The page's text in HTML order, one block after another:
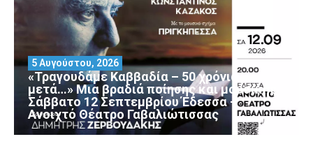
«Τραγουδάμε Καββαδία – 50 χρόνια
μετά…» Μια βραδιά ποίησης και μουσικής
Σάββατο 12 Σεπτεμβρίου Έδεσσα –
Ανοιχτό Θέατρο Γαβαλιώτισσας
5 Αυγούστου, 2026